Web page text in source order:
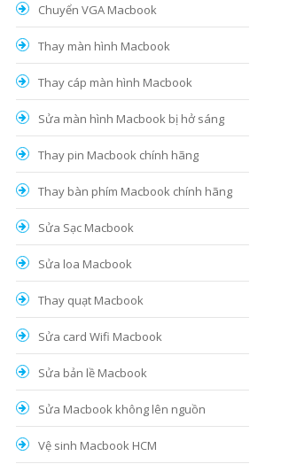
Chuyển VGA Macbook
Thay màn hình Macbook
Thay cáp màn hình Macbook
Sửa màn hình Macbook bị hở sáng
Thay pin Macbook chính hãng
Thay bàn phím Macbook chính hãng
Sửa Sạc Macbook
Sửa loa Macbook
Thay quạt Macbook
Sửa card Wifi Macbook
Sửa bản lề Macbook
Sửa Macbook không lên nguồn
Vệ sinh Macbook HCM